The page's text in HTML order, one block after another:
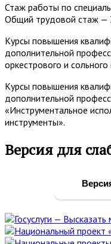
Стаж работы по
Общий трудовой стаж —
Курсы повышения
дополнительной
оркестрового и сольного
Курсы повышения
дополнительной
«Инструментальное
инструменты».
Основная
Версия для